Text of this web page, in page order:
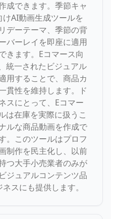
成できます。季節キャ
AI動画生成ツールを
デーテーマ、季節の背
バーレイを即座に適用
きます。Eコマース向
統一されたビジュアル
用することで、商品カ
貫性を維持します。ド
スにとって、Eコマー
は在庫を実際に扱うこ
ルな商品動画を作成で
。このツールはプロフ
制作を民主化し、以前
つ大手小売業者のみが
ジュアルコンテンツ品
スにも提供します。